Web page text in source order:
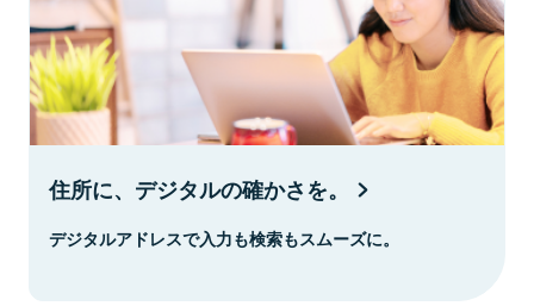
住所に、デジタルの確かさを。
デジタルアドレスで入力も検索もスムーズに。